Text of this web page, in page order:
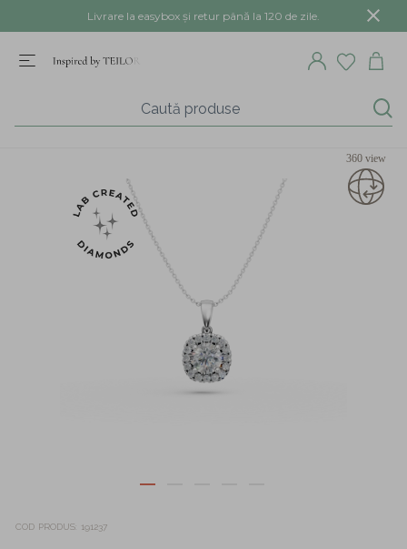
Livrare la easybox și retur până la 120 de zile.
360 view
COD PRODUS 191237